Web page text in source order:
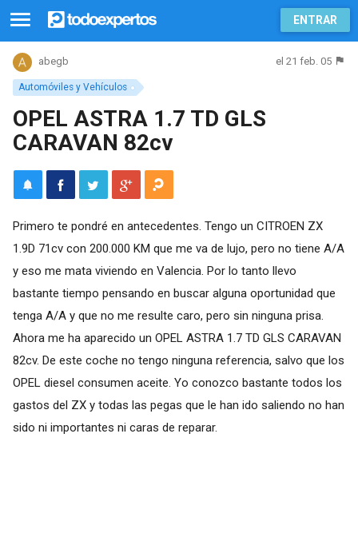
ENTRAR
Automóviles y Vehículos
abegb el 21 feb. 05
OPEL ASTRA 1.7 TD GLS
CARAVAN 82cv
Primero te pondré en antecedentes. Tengo un CITROEN ZX
1.9D 71cv con 200.000 KM que me va de lujo, pero no tiene A/A
y eso me mata viviendo en Valencia. Por lo tanto llevo
bastante tiempo pensando en buscar alguna oportunidad que
tenga A/A y que no me resulte caro, pero sin ninguna prisa.
Ahora me ha aparecido un OPEL ASTRA 1.7 TD GLS CARAVAN
82cv. De este coche no tengo ninguna referencia, salvo que los
OPEL diesel consumen aceite. Yo conozco bastante todos los
gastos del ZX y todas las pegas que le han ido saliendo no han
sido ni importantes ni caras de reparar.